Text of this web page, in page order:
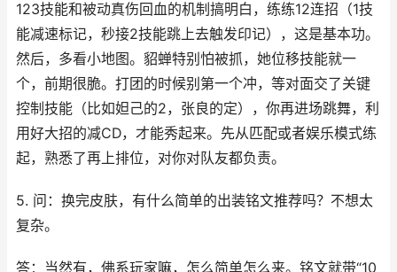
123技能和被动真伤回血的机制搞明白，练练12连招（1技
能减速标记，秒接2技能跳上去触发印记），这是基本功。
然后，多看小地图。貂蝉特别怕被抓，她位移技能就一
个，前期很脆。打团的时候别第一个冲，等对面交了关键
控制技能（比如妲己的2，张良的定），你再进场跳舞，利
用好大招的减CD，才能秀起来。先从匹配或者娱乐模式练
起，熟悉了再上排位，对你对队友都负责。
5. 问：换完皮肤，有什么简单的出装铭文推荐吗？不想太
复杂。
答：当然有，佛系玩家嘛，怎么简单怎么来。铭文就带“10